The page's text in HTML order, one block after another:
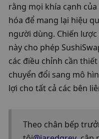
rằng mọi khía cạnh
hóa để mang lại hiệu
người dùng. Chiến
này cho phép
các điều chỉnh cần
chuyển đổi sang mô
lợi cho tất cả các bên
Theo chân bếp